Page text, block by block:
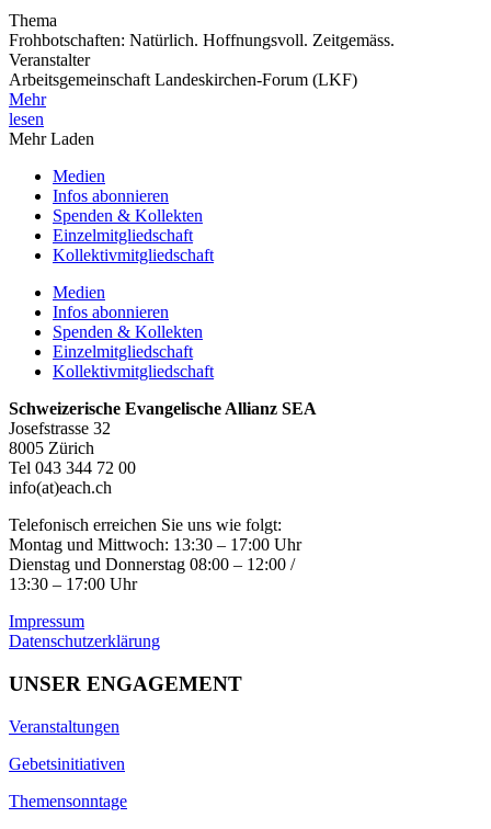
Thema
Frohbotschaften: Natürlich. Hoffnungsvoll. Zeitgemäss.
Veranstalter
Arbeitsgemeinschaft Landeskirchen-Forum (LKF)
Mehr
lesen
Mehr Laden
Medien
Infos abonnieren
Spenden & Kollekten
Einzelmitgliedschaft
Kollektivmitgliedschaft
Medien
Infos abonnieren
Spenden & Kollekten
Einzelmitgliedschaft
Kollektivmitgliedschaft
Schweizerische Evangelische Allianz SEA
Josefstrasse 32
8005 Zürich
Tel 043 344 72 00
info(at)each.ch
Telefonisch erreichen Sie uns wie folgt:
Montag und Mittwoch: 13:30 – 17:00 Uhr
Dienstag und Donnerstag 08:00 – 12:00 /
13:30 – 17:00 Uhr
Impressum
Datenschutzerklärung
UNSER ENGAGEMENT
Veranstaltungen
Gebetsinitiativen
Themensonntage